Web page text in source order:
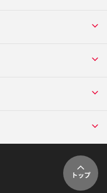
トップ